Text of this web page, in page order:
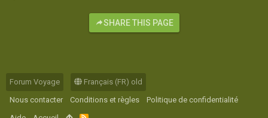
SHARE THIS PAGE
Forum Voyage
Français (FR) old
Nous contacter
Conditions et règles
Politique de confidentialité